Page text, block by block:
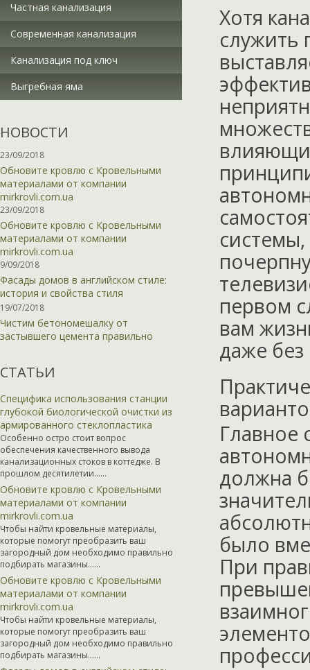
Частная канализация
Современная канализация
Канализация под ключ
Выгребная яма
НОВОСТИ
23/09/2018
Обновите кровлю с Кровельными
материалами от компании
mirkrovli.com.ua
23/09/2018
Обновите кровлю с Кровельными
материалами от компании
mirkrovli.com.ua
9/09/2018
Фасады домов в английском стиле:
история и свойства стиля
19/07/2018
Чистим бетономешалку от
застывшего цемента правильно
СТАТЬИ
Специфика использования станции
глубокой биологической очистки из
армированного стеклопластика
Особенно остро стоит вопрос
обеспечения качественного вывода
канализационных стоков в коттедже. В
прошлом десятилетии…...
Обновите кровлю с Кровельными
материалами от компании
mirkrovli.com.ua
Чтобы найти кровельные материалы,
которые помогут преобразить ваш
загородный дом необходимо правильно
подбирать магазины…...
Обновите кровлю с Кровельными
материалами от компании
mirkrovli.com.ua
Чтобы найти кровельные материалы,
которые помогут преобразить ваш
загородный дом необходимо правильно
подбирать магазины…...
Хотя
служить
первом
вам
даже
Главное
должна
было
При